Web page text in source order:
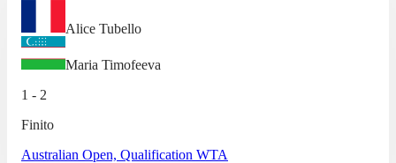
Alice Tubello
Maria Timofeeva
1 - 2
Finito
Australian Open, Qualification WTA